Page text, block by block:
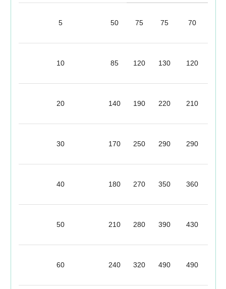
5 50 75 75 70
10 85 120 130 120
20 140 190 220 210
30 170 250 290 290
40 180 270 350 360
50 210 280 390 430
60 240 320 490 490